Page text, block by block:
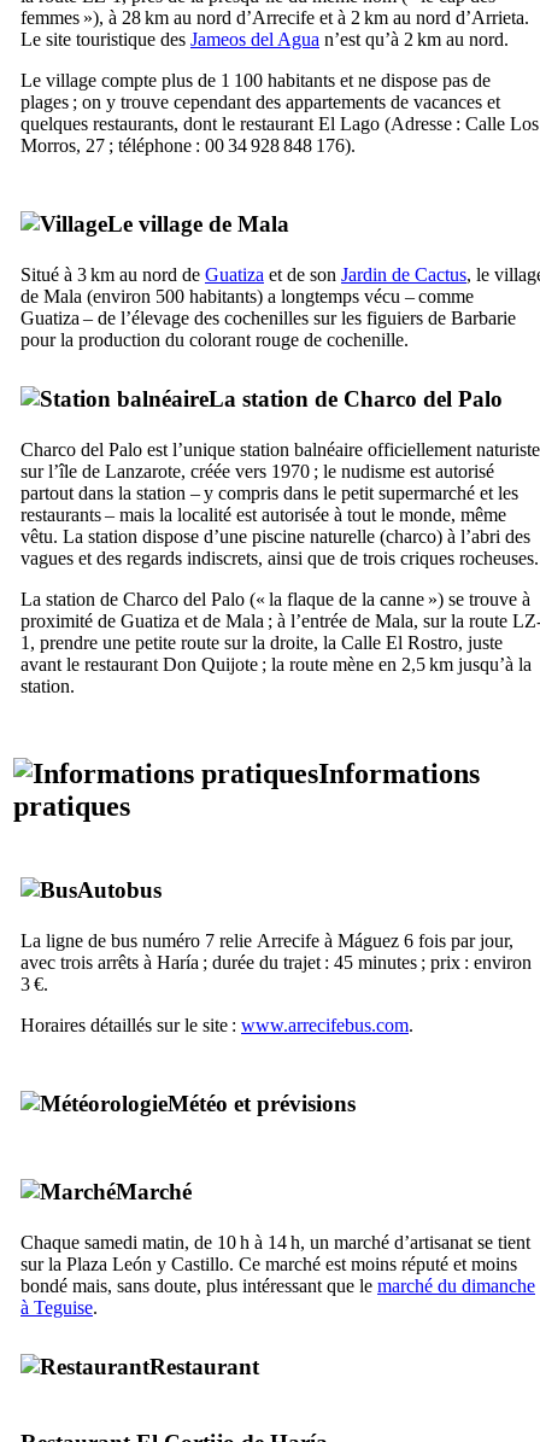
femmes »), à 28 km au nord d’Arrecife et à 2 km au nord d’Arrieta.
Le site touristique des Jameos del Agua n’est qu’à 2 km au nord.
Le village compte plus de 1 100 habitants et ne dispose pas de
plages ; on y trouve cependant des appartements de vacances et
quelques restaurants, dont le restaurant El Lago (Adresse : Calle Los
Morros, 27 ; téléphone : 00 34 928 848 176).
Le village de Mala
Situé à 3 km au nord de Guatiza et de son Jardin de Cactus, le
de Mala (environ 500 habitants) a longtemps vécu – comme
Guatiza – de l’élevage des cochenilles sur les figuiers de Barbarie
pour la production du colorant rouge de cochenille.
La station de Charco del Palo
Charco del Palo est l’unique station balnéaire officiellement naturiste
sur l’île de Lanzarote, créée vers 1970 ; le nudisme est autorisé
partout dans la station – y compris dans le petit supermarché et les
restaurants – mais la localité est autorisée à tout le monde, même
vêtu. La station dispose d’une piscine naturelle (charco) à l’abri des
vagues et des regards indiscrets, ainsi que de trois criques rocheuses.
La station de Charco del Palo (« la flaque de la canne ») se trouve à
proximité de Guatiza et de Mala ; à l’entrée de Mala, sur la route
1, prendre une petite route sur la droite, la Calle El Rostro, juste
avant le restaurant Don Quijote ; la route mène en 2,5 km jusqu’à la
station.
Informations
pratiques
Autobus
La ligne de bus numéro 7 relie Arrecife à Máguez 6 fois par jour,
avec trois arrêts à Haría ; durée du trajet : 45 minutes ; prix : environ
3 €.
Horaires détaillés sur le site : www.arrecifebus.com.
Météo et prévisions
Marché
Chaque samedi matin, de 10 h à 14 h, un marché d’artisanat se tient
sur la Plaza León y Castillo. Ce marché est moins réputé et moins
bondé mais, sans doute, plus intéressant que le marché du dimanche
à Teguise.
Restaurant